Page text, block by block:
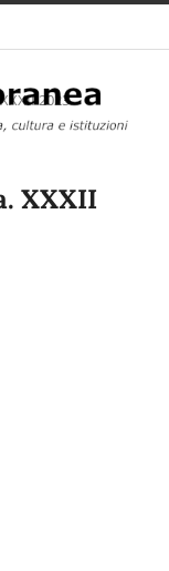
2023
XXXII